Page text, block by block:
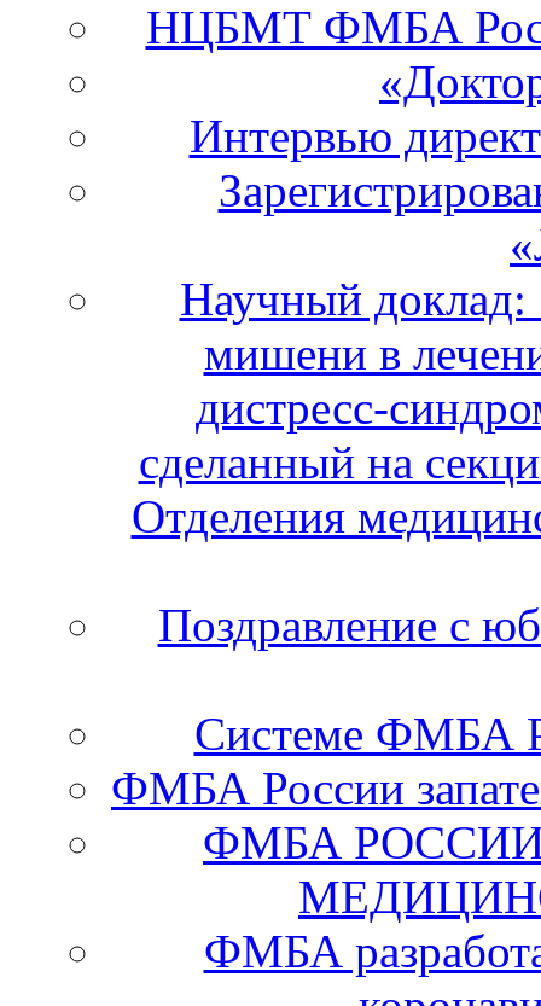
НЦБМТ ФМБА
Интервью
Научный доклад:
мишени в
дистресс-
сделанный на
Отделения
Поздравление с
Системе ФМБА
ФМБА России
ФМБА
ФМБА